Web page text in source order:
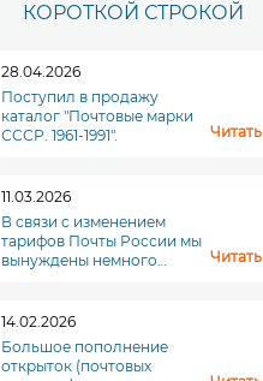
КОРОТКОЙ СТРОКОЙ
28.04.2026
Поступил в продажу
каталог "Почтовые марки
СССР. 1961-1991".
Читать
11.03.2026
В связи с изменением
тарифов Почты России мы
вынуждены немного
делать...
Читать
14.02.2026
Большое пополнение
открыток (почтовых